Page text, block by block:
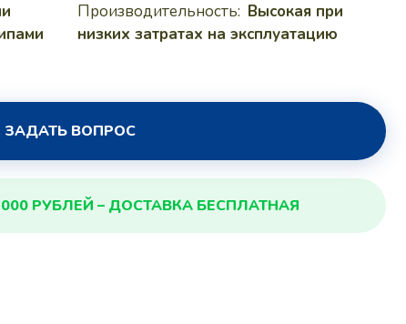
Производительность: Высокая при
низких затратах на эксплуатацию
ЗАДАТЬ ВОПРОС
РУБЛЕЙ – ДОСТАВКА БЕСПЛАТНАЯ